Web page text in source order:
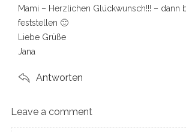
Mami – Herzlichen Glückwunsch!!! – dann
feststellen 🙂
Liebe Grüße
Jana
Antworten
L
e
Leave a comment